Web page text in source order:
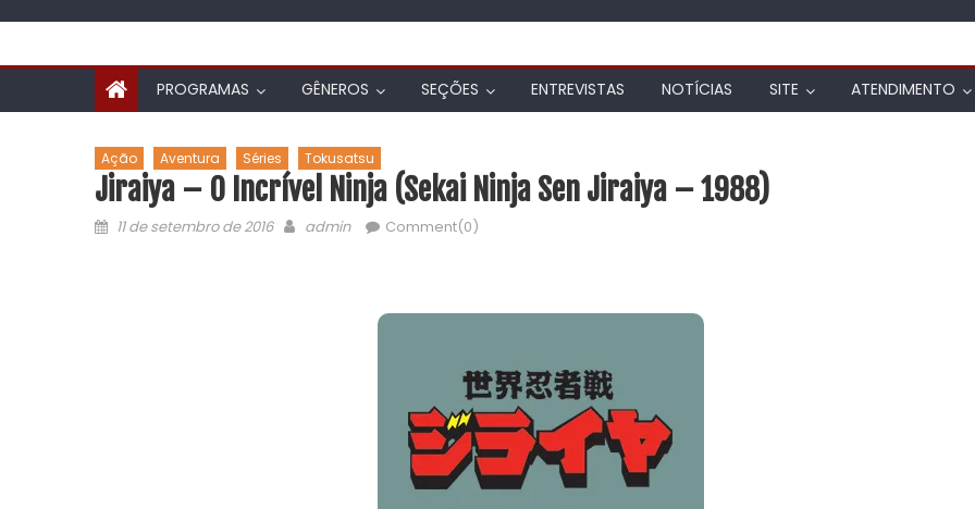
PROGRAMAS GÊNEROS SEÇÕES ENTREVISTAS NOTÍCIAS SITE ATENDIMENTO
Ação Aventura Séries Tokusatsu
Jiraiya – O Incrível Ninja (Sekai Ninja Sen Jiraiya – 1988)
11 de setembro de 2016 admin Comment(0)